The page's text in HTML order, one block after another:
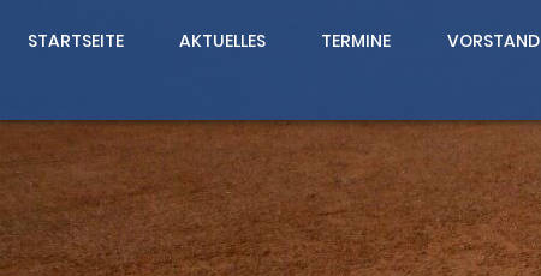
STARTSEITE AKTUELLES TERMINE VORSTAND